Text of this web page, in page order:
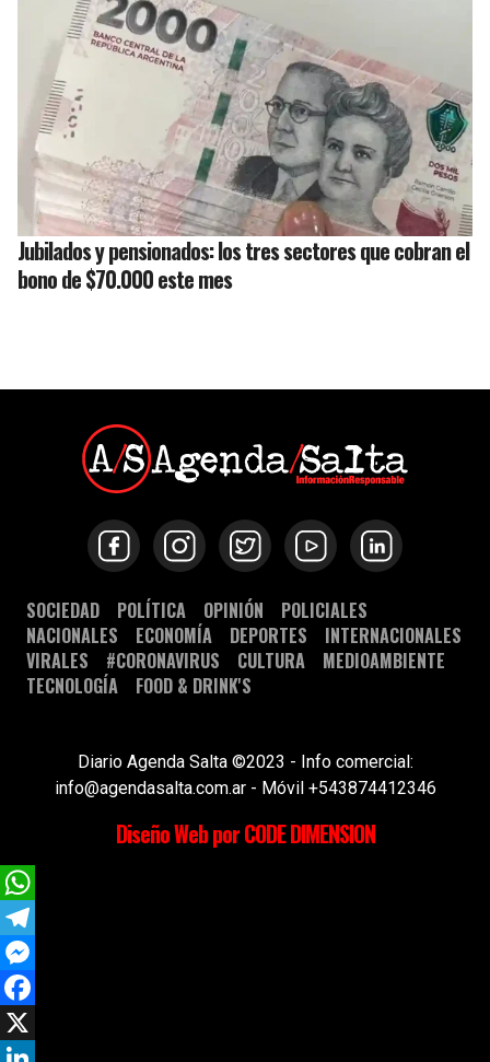
Jubilados y pensionados: los tres sectores que cobran el
bono de $70.000 este mes
SOCIEDAD POLÍTICA OPINIÓN
POLICIALES
NACIONALES
ECONOMÍA DEPORTES
INTERNACIONALES
VIRALES
#CORONAVIRUS CULTURA
MEDIOAMBIENTE
TECNOLOGÍA
FOOD & DRINK'S
Diario Agenda Salta ©2023 - Info comercial:
info@agendasalta.com.ar - Móvil +543874412346
Diseño Web por CODE DIMENSION
WhatsApp
Telegram
Messenger
Facebook
X